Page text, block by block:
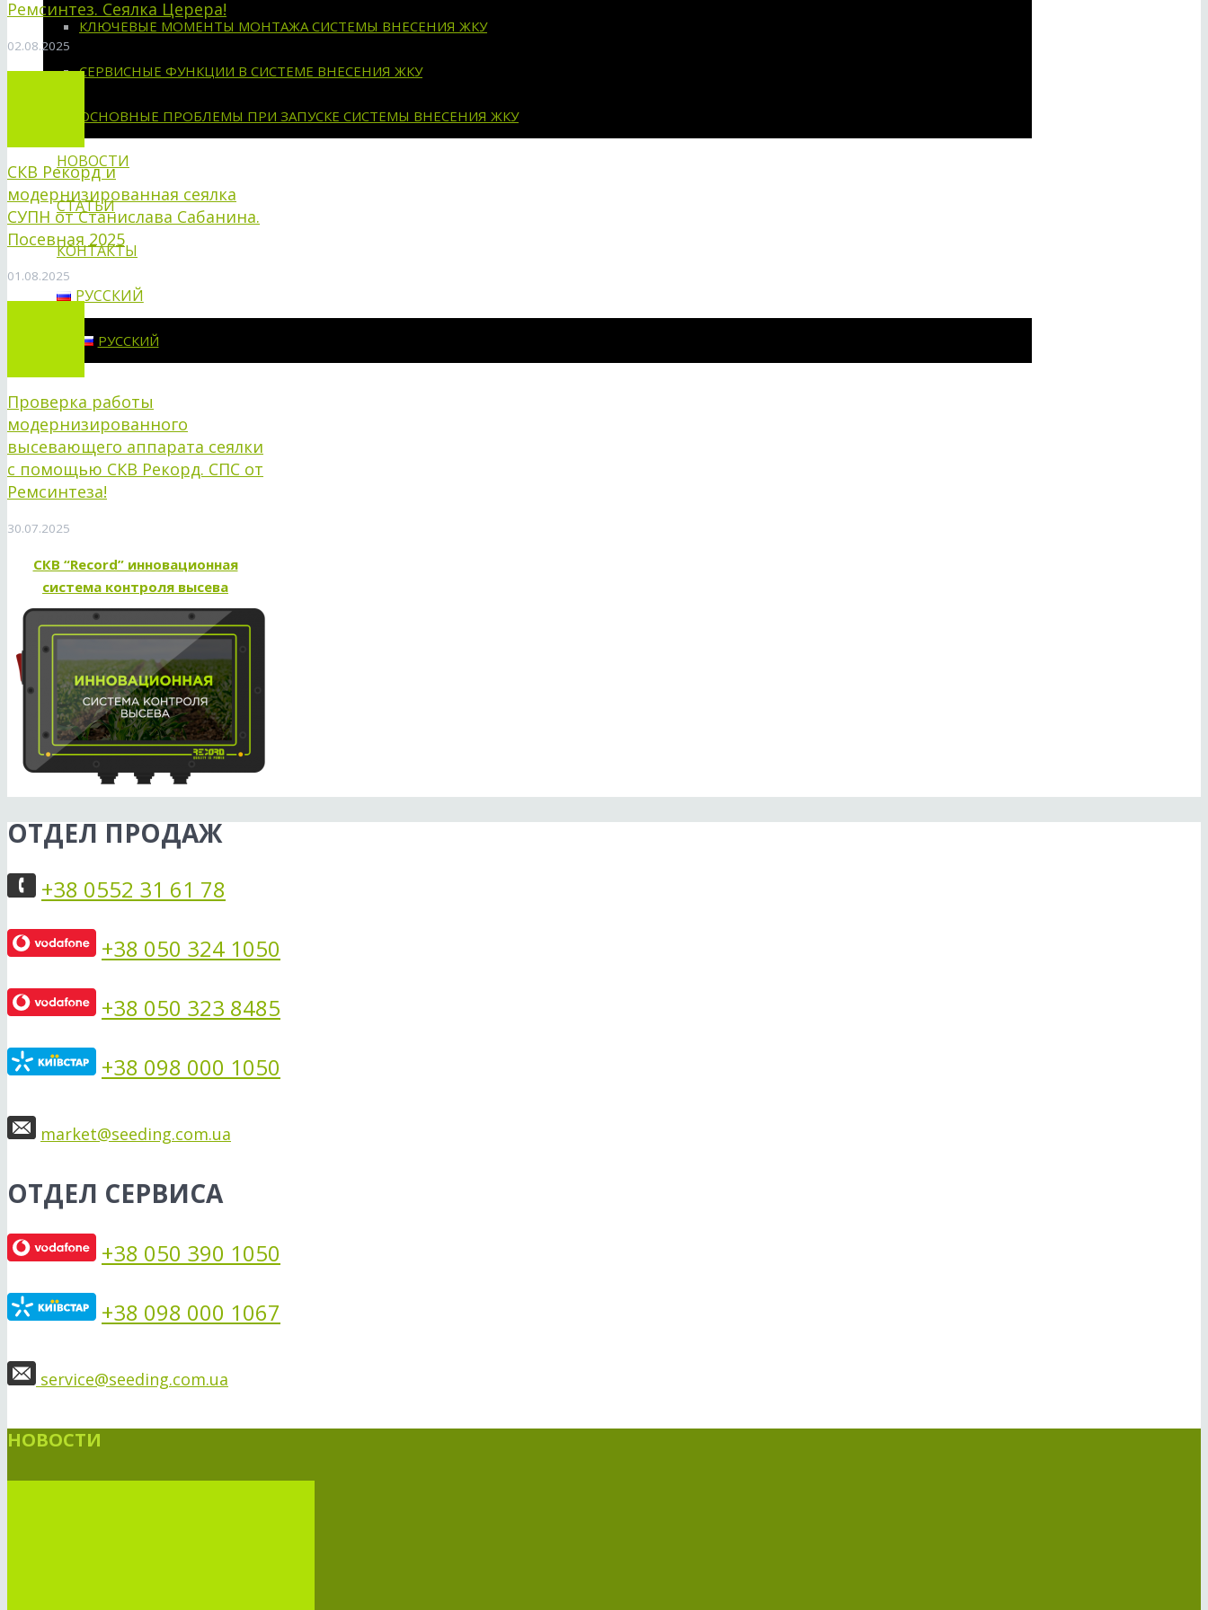
КЛЮЧЕВЫЕ МОМЕНТЫ МОНТАЖА СИСТЕМЫ ВНЕСЕНИЯ ЖКУ
СЕРВИСНЫЕ ФУНКЦИИ В СИСТЕМЕ ВНЕСЕНИЯ ЖКУ
ОСНОВНЫЕ ПРОБЛЕМЫ ПРИ ЗАПУСКЕ СИСТЕМЫ ВНЕСЕНИЯ ЖКУ
НОВОСТИ
СТАТЬИ
КОНТАКТЫ
РУССКИЙ
РУССКИЙ
Ремсинтез. Сеялка Церера!
02.08.2025
СКВ Рекорд и
модернизированная сеялка
СУПН от Станислава Сабанина.
Посевная 2025
01.08.2025
Проверка работы
модернизированного
высевающего аппарата сеялки
с помощью СКВ Рекорд. СПС от
Ремсинтеза!
30.07.2025
СКВ “Record” инновационная
система контроля высева
ОТДЕЛ ПРОДАЖ
+38 0552 31 61 78
+38 050 324 1050
+38 050 323 8485
+38 098 000 1050
market@seeding.com.ua
ОТДЕЛ СЕРВИСА
+38 050 390 1050
+38 098 000 1067
service@seeding.com.ua
НОВОСТИ